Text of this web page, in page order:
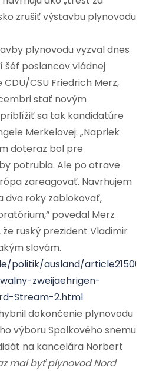
zrušiť výstavbu plynovodu
plynovodu vyzval dnes
šéf poslancov vládnej
CSU Friedrich Merz,
stať novým
sa tak kandidatúre
Merkelovej: „Napriek
doteraz bol pre
potrubia. Ale po otrave
zareagovať. Navrhujem
dva roky zablokovať,
povedal Merz
že ruský prezident Vladimir
slovám.
politik/ausland/
zweijaehrigen-
Stream-2.html
dokončenie plynovodu
výboru Spolkového snemu
na kancelára Norbert
mal byť plynovod Nord